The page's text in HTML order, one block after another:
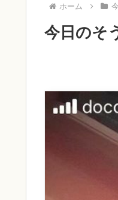
ホーム
今日のそ